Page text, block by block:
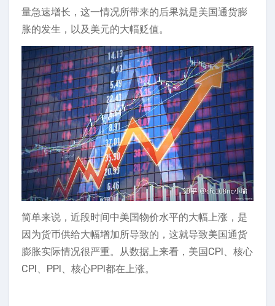
量急速增长，这一情况所带来的后果就是美国通货膨
胀的发生，以及美元的大幅贬值。
简单来说，近段时间中美国物价水平的大幅上涨，是
因为货币供给大幅增加所导致的，这就导致美国通货
膨胀实际情况很严重。从数据上来看，美国CPI、核心
CPI、PPI、核心PPI都在上涨。